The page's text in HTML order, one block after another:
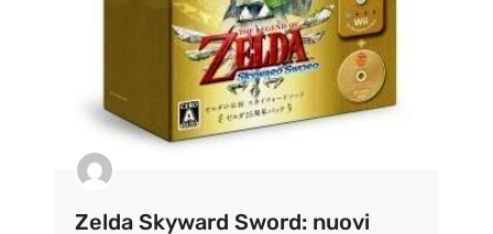
Zelda Skyward Sword: nuovi